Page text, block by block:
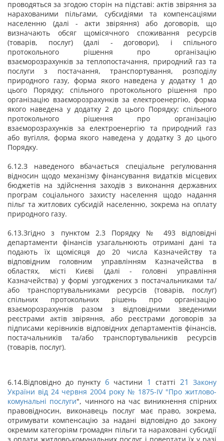
проводяться за згодою сторін на підставі: актів звіряння за
нарахованими пільгами, субсидіями та компенсаціями
населенню (далі - акти звіряння) або договорів, що
визначають обсяг щомісячного споживання ресурсів
(товарів, послуг) (далі - договори), і спільного
протокольного рішення про організацію
взаєморозрахунків за теплопостачання, природний газ та
послуги з постачання, транспортування, розподілу
природного газу, форма якого наведена у додатку 1 до
цього Порядку; спільного протокольного рішення про
організацію взаєморозрахунків за електроенергію, форма
якого наведена у додатку 2 до цього Порядку; спільного
протокольного рішення про організацію
взаєморозрахунків за електроенергію та природний газ
або вугілля, форма якого наведена у додатку 3 до цього
Порядку.
6.12.З наведеного вбачається спеціальне регулювання
відносин щодо механізму фінансування видатків місцевих
бюджетів на здійснення заходів з виконання державних
програм соціального захисту населення щодо надання
пільг та житлових субсидій населенню, зокрема на оплату
природного газу.
6.13.Згідно з пунктом 2.3 Порядку № 493 відповідні
департаменти фінансів узагальнюють отримані дані та
подають їх щомісяця до 20 числа Казначейству та
відповідним головним управлінням Казначейства в
областях, місті Києві (далі - головні управління
Казначейства) у формі узгоджених з постачальниками та/
або транспортувальниками ресурсів (товарів, послуг)
спільних протокольних рішень про організацію
взаєморозрахунків разом з відповідними зведеними
реєстрами актів звіряння, або реєстрами договорів за
підписами керівників відповідних департаментів фінансів,
постачальників та/або транспортувальників ресурсів
(товарів, послуг).
6.14.Відповідно до пункту 6 частини 1 статті 21 Закону
України від 24 червня 2004 року № 1875-IV "Про житлово-
комунальні послуги", чинного на час виникнення спірних
правовідносин, виконавець послуг має право, зокрема,
отримувати компенсацію за надані відповідно до закону
окремим категоріям громадян пільги та нараховані субсидії